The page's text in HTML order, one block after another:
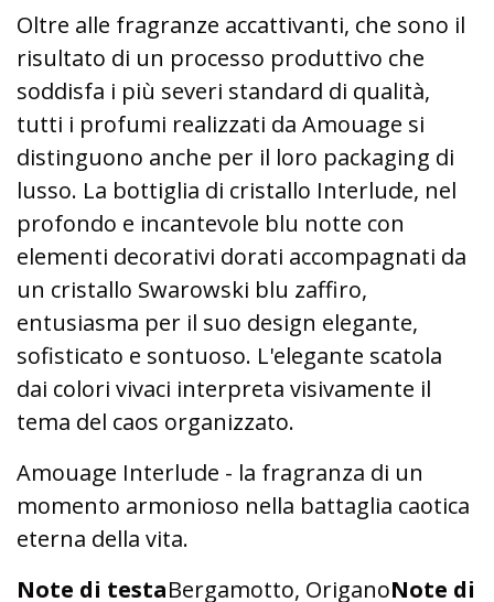
Oltre alle fragranze accattivanti, che sono il
risultato di un processo produttivo che
soddisfa i più severi standard di qualità,
tutti i profumi realizzati da Amouage si
distinguono anche per il loro packaging di
lusso. La bottiglia di cristallo Interlude, nel
profondo e incantevole blu notte con
elementi decorativi dorati accompagnati da
un cristallo Swarowski blu zaffiro,
entusiasma per il suo design elegante,
sofisticato e sontuoso. L'elegante scatola
dai colori vivaci interpreta visivamente il
tema del caos organizzato.
Amouage Interlude - la fragranza di un
momento armonioso nella battaglia caotica
eterna della vita.
Note di testaBergamotto, OriganoNote di